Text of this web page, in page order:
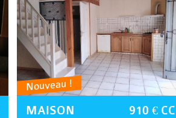
Nouveau !
MAISON 910 € CC